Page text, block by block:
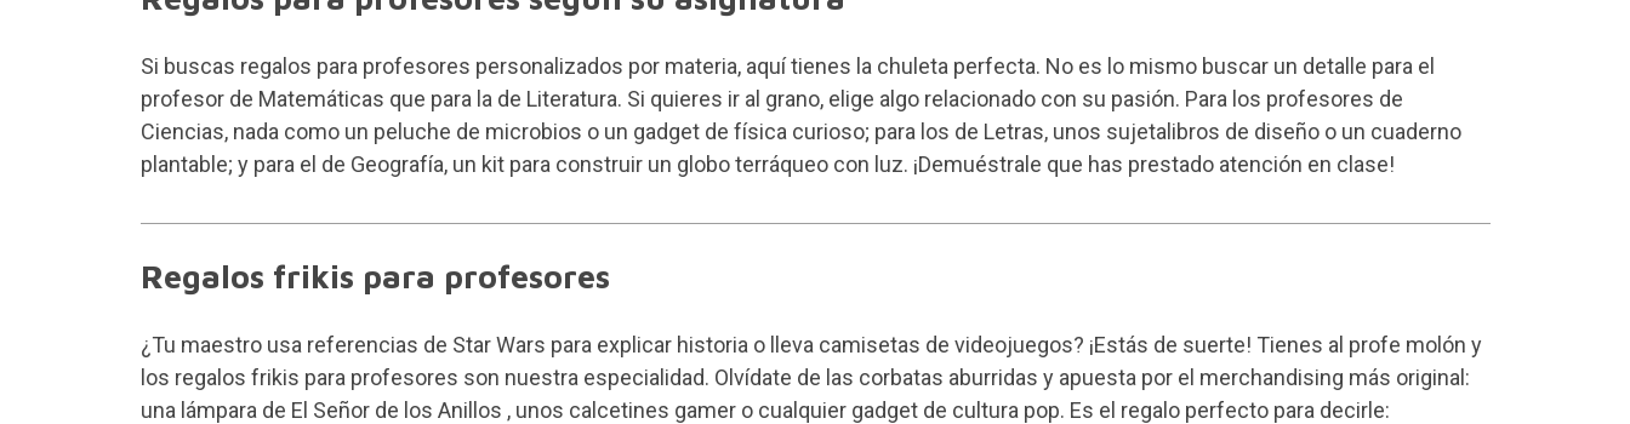
Si buscas regalos para profesores personalizados por materia, aquí tienes la chuleta perfecta. No es lo mismo buscar un detalle para el
profesor de Matemáticas que para la de Literatura. Si quieres ir al grano, elige algo relacionado con su pasión. Para los profesores de
Ciencias, nada como un peluche de microbios o un gadget de física curioso; para los de Letras, unos sujetalibros de diseño o un cuaderno
plantable; y para el de Geografía, un kit para construir un globo terráqueo con luz. ¡Demuéstrale que has prestado atención en clase!
Regalos frikis para profesores
¿Tu maestro usa referencias de Star Wars para explicar historia o lleva camisetas de videojuegos? ¡Estás de suerte! Tienes al profe molón y
los regalos frikis para profesores son nuestra especialidad. Olvídate de las corbatas aburridas y apuesta por el merchandising más original:
una lámpara de El Señor de los Anillos , unos calcetines gamer o cualquier gadget de cultura pop. Es el regalo perfecto para decirle: